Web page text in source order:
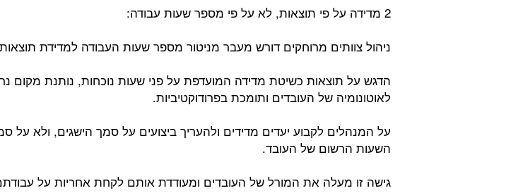
2 מדידה על פי תוצאות, לא על פי מספר שעות עבודה:
ניהול צוותים מרוחקים דורש מעבר מניטור מספר שעות העבודה למדידת
הדגש על תוצאות כשיטת מדידה המועדפת על פני שעות נוכחות, נותנת מקום
לאוטונומיה של העובדים ותומכת בפרודוקטיביות.
על המנהלים לקבוע יעדים מדידים ולהעריך ביצועים על סמך הישגים, ולא על
השעות הרשום של העובד.
גישה זו מעלה את המורל של העובדים ומעודדת אותם לקחת אחריות על